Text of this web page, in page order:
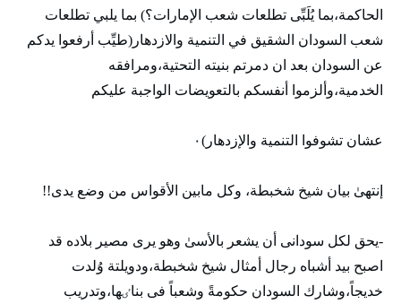
الحاكمة،بما يُلَبِّی تطلعات شعب الإمارات؟) بما يلبي تطلعات
شعب السودان الشقيق في التنمية والازدهار(طيِّب أرفعوا يدكم
عن السودان بعد ان دمرتم بنيته التحتية،ومرافقه
الخدمية،وألزموا أنفسكم بالتعويضات الواجبة عليكم
عشان تشوفوا التنمية والإزدهار)٠
إنتهیٰ بيان شيخ شخبطة، وكل مابين الأقواس من وضع يدی!!
-يحق لكل سودانی أن يشعر بالأسیٰ وهو يری مصير بلاده قد
اصبح بيد أشباه رجال أمثال شيخ شخبطة،ودويلتة وُلدت
خديجاً،وشارك السودان حكومةً وشعباً فی بناٸها،وتدريب